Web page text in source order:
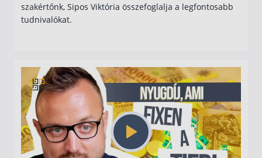
szakértőnk, Sipos Viktória összefoglalja a legfontosabb
tudnivalókat.